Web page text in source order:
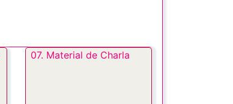
07. Material de Charla